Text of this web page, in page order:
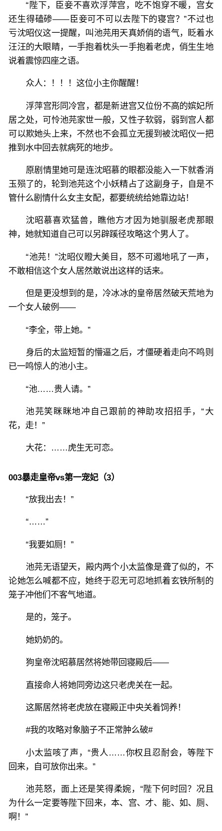
“陛下，臣妾不喜欢浮萍宫，吃不饱穿不暖，宫女
还生得磕碜——臣妾可不可以去陛下的寝宫？”不过也
亏沈昭仪这一提醒，叫池芫用天真娇俏的语气，眨着水
汪汪的大眼睛，一手抱着枕头一手抱着老虎，俏生生地
说着震惊四座之语。
众人：！！！这位小主你醒醒！
浮萍宫形同冷宫，都是新进宫又位份不高的嫔妃所
居之处，可怜池芫家世一般，又性子软弱，弱到宫人都
可以欺她头上来，不然也不会孤立无援到被沈昭仪一把
推到水中回去就病死的地步。
原剧情里她可是连沈昭慕的眼都没能入一下就香消
玉殒了的，轮到池芫这个小妖精占了这副身子，自是不
管什么剧情什么女主女配，都要统统给她靠边站！
沈昭慕喜欢猛兽，瞧他方才因为她驯服老虎那眼
神，她就知道自己可以另辟蹊径攻略这个男人了。
“池芫！”沈昭仪瞪大美目，怒不可遏地吼了一声，
不敢相信这个女人居然敢说出这样的话来。
但是更没想到的是，冷冰冰的皇帝居然破天荒地为
一个女人破例——
“李全，带上她。”
身后的太监短暂的懵逼之后，才僵硬着走向不鸣则
已一鸣惊人的池小主。
“池……贵人请。”
池芫笑眯眯地冲自己跟前的神助攻招招手，“大
花，走！”
大花：……虎生无可恋。
003暴走皇帝vs第一宠妃（3）
“放我出去！”
“……”
“我要如厕！”
池芫无语望天，殿内两个小太监像是聋了似的，不
论她怎么喊都不应，她终于忍无可忍地抓着玄铁所制的
笼子冲他们不客气地道。
是的，笼子。
她奶奶的。
狗皇帝沈昭慕居然将她带回寝殿后——
直接命人将她同旁边这只老虎关在一起。
这厮居然将老虎放在寝殿正中央关着饲养！
#我的攻略对象脑子不正常肿么破#
小太监咳了声，“贵人……你权且忍耐会，等陛下
回来，自可放你出来。”
池芫怒，面上还是笑得柔婉，“陛下何时回？况且
为什么一定要等陛下回来，本、宫、才、能、如、厕、
啊！”